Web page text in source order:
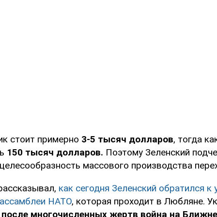
стоит примерно 3-5 тысяч долларов, тогда
150 тысяч долларов. Поэтому Зеленский
массового производства
как сегодня Зеленский обратился к
НАТО, которая проходит в Любляне.
после многочисленных жертв война на